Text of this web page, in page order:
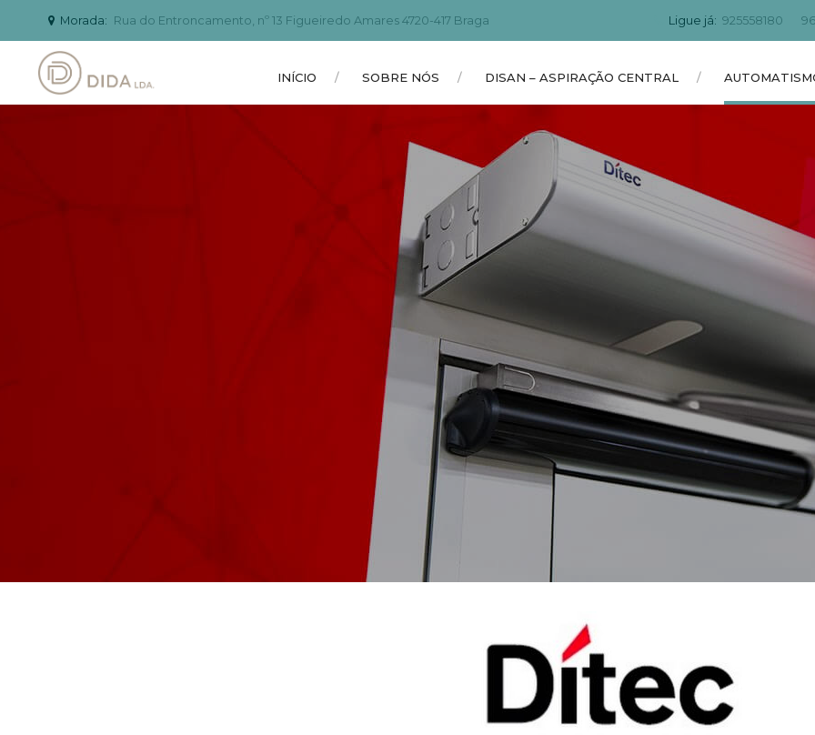
Morada: Rua do Entroncamento, nº 13 Figueiredo Amares 4720-417 Braga Ligue já: 925558180
INÍCIO SOBRE NÓS DISAN – ASPIRAÇÃO CENTRAL